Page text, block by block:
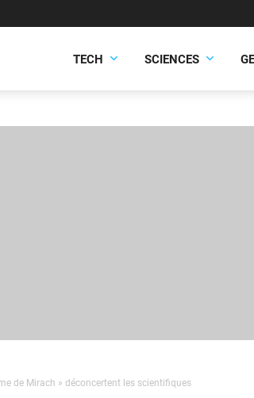
TECH SCIENCES
de Mirach » déconcertent les scientifiques